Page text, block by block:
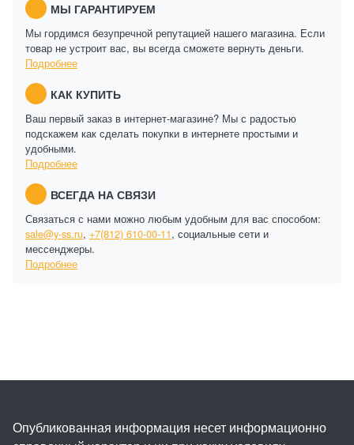
МЫ ГАРАНТИРУЕМ
Мы гордимся безупречной репутацией нашего магазина. Если
товар не устроит вас, вы всегда сможете вернуть деньги.
Подробнее
КАК КУПИТЬ
Ваш первый заказ в интернет-магазине? Мы с радостью
подскажем как сделать покупки в интернете простыми и
удобными.
Подробнее
ВСЕГДА НА СВЯЗИ
Связаться с нами можно любым удобным для вас способом:
sale@y-ss.ru, +7(812) 610-00-11, социальные сети и
мессенджеры.
Подробнее
Опубликованная информация несет информационно